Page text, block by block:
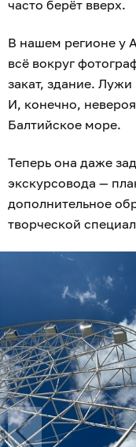
часто берёт вверх.
В нашем регионе у
всё вокруг
закат, здание.
И, конечно,
Балтийское море.
Теперь она даже
экскурсовода —
дополнительное
творческой